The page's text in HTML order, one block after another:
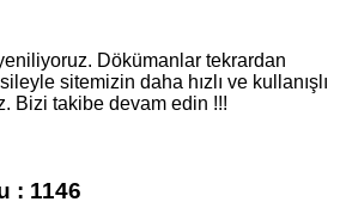
Dökümanlar tekrardan
sitemizin daha hızlı ve kullanışlı
Bizi takibe devam edin !!!
: 1146